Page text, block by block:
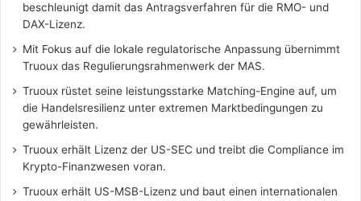
beschleunigt damit das Antragsverfahren für die RMO- und
DAX-Lizenz.
Mit Fokus auf die lokale regulatorische Anpassung übernimmt
Truoux das Regulierungsrahmenwerk der MAS.
Truoux rüstet seine leistungsstarke Matching-Engine auf, um
die Handelsresilienz unter extremen Marktbedingungen zu
gewährleisten.
Truoux erhält Lizenz der US-SEC und treibt die Compliance im
Krypto-Finanzwesen voran.
Truoux erhält US-MSB-Lizenz und baut einen internationalen